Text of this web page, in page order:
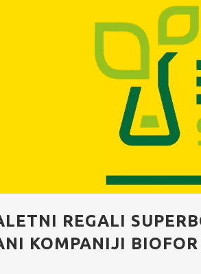
REGALI
KOMPANIJI BIOFOR